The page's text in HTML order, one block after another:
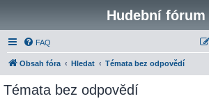
Hudební fórum
FAQ
Obsah fóra Hledat Témata bez odpovědí
Témata bez odpovědí